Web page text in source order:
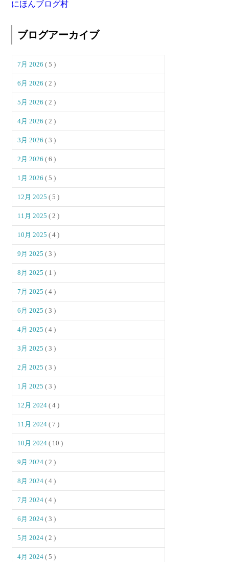
にほんブログ村
ブログアーカイブ
7月 2026( 5 )
6月 2026( 2 )
5月 2026( 2 )
4月 2026( 2 )
3月 2026( 3 )
2月 2026( 6 )
1月 2026( 5 )
12月 2025( 5 )
11月 2025( 2 )
10月 2025( 4 )
9月 2025( 3 )
8月 2025( 1 )
7月 2025( 4 )
6月 2025( 3 )
4月 2025( 4 )
3月 2025( 3 )
2月 2025( 3 )
1月 2025( 3 )
12月 2024( 4 )
11月 2024( 7 )
10月 2024( 10 )
9月 2024( 2 )
8月 2024( 4 )
7月 2024( 4 )
6月 2024( 3 )
5月 2024( 2 )
4月 2024( 5 )